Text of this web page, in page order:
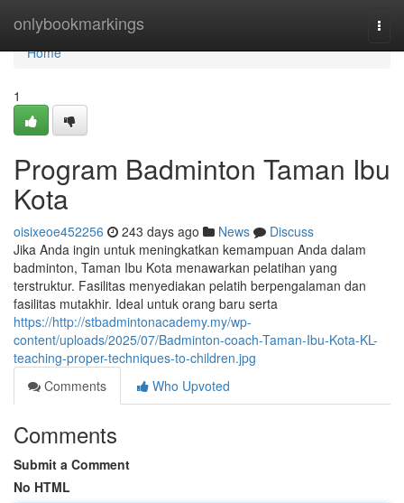
onlybookmarkings
Home
Home
1
Program Badminton Taman Ibu
Kota
oisixeoe452256 243 days ago News
Discuss
Jika Anda ingin untuk meningkatkan kemampuan Anda dalam
badminton, Taman Ibu Kota menawarkan pelatihan yang
terstruktur. Fasilitas menyediakan pelatih berpengalaman dan
fasilitas mutakhir. Ideal untuk orang baru serta
https://http://stbadmintonacademy.my/wp-
content/uploads/2025/07/Badminton-coach-Taman-Ibu-Kota-KL-
teaching-proper-techniques-to-children.jpg
Comments
Who Upvoted
Comments
Submit a Comment
No HTML